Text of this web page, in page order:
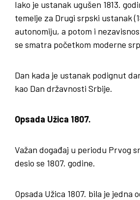
Iako je ustanak ugušen 1813.
temelje za Drugi srpski ustanak
autonomiju, a potom i
se smatra početkom moderne
Dan kada je ustanak podignut
kao Dan državnosti Srbije.
Opsada Užica 1807.
Važan događaj u periodu Prvog
desio se 1807. godine.
Opsada Užica 1807. bila je jedna